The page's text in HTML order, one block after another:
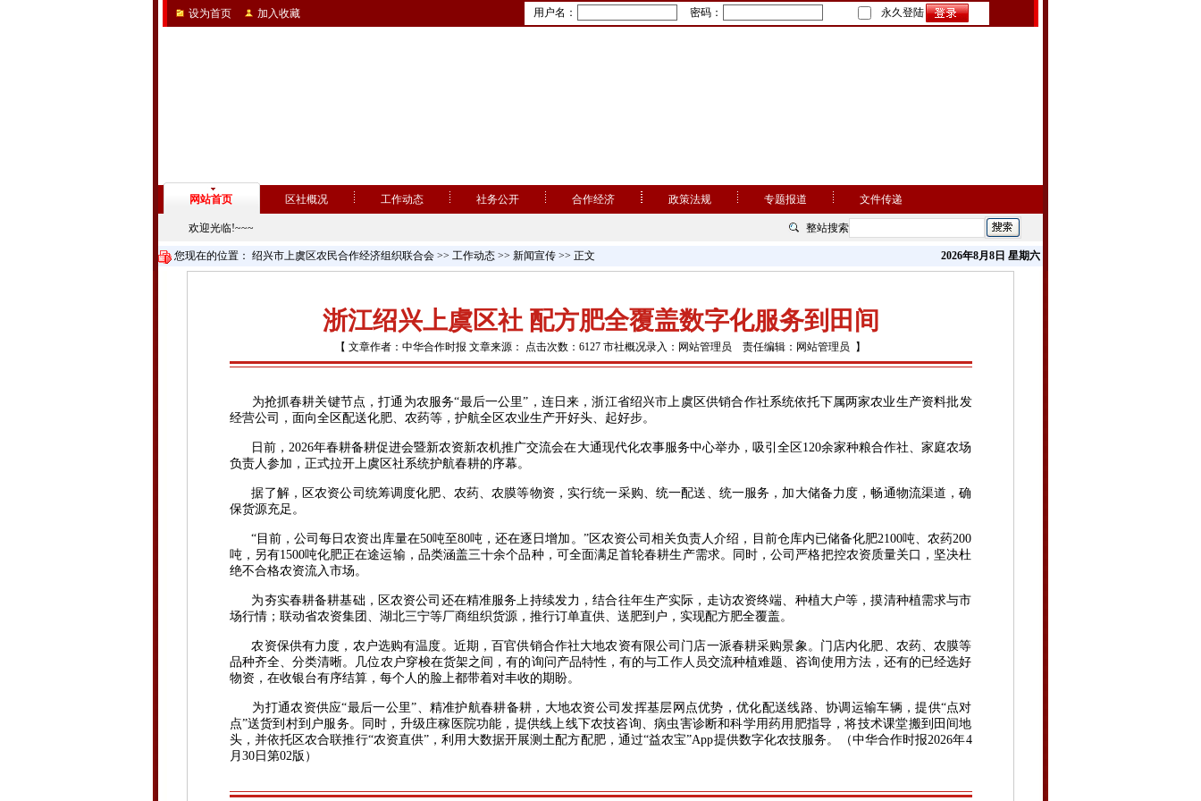
设为首页 加入收藏 用户名： 密码： 永久登陆
网站首页 区社概况 工作动态 社务公开 合作经济 政策法规 专题报道 文件传递
欢迎光临!~~~ 整站搜索
您现在的位置： 绍兴市上虞区农民合作经济组织联合会 >> 工作动态 >> 新闻宣传 >> 正文 2026年8月8日 星期六
浙江绍兴上虞区社 配方肥全覆盖数字化服务到田间
【 文章作者：中华合作时报 文章来源： 点击次数：6127 市社概况录入：网站管理员 责任编辑：网站管理员 】
为抢抓春耕关键节点，打通为农服务“最后一公里”，连日来，浙江省绍兴市上虞区供销合作社系统依托下属两家农业生产资料批发
经营公司，面向全区配送化肥、农药等，护航全区农业生产开好头、起好步。
日前，2026年春耕备耕促进会暨新农资新农机推广交流会在大通现代化农事服务中心举办，吸引全区120余家种粮合作社、家庭农场
负责人参加，正式拉开上虞区社系统护航春耕的序幕。
据了解，区农资公司统筹调度化肥、农药、农膜等物资，实行统一采购、统一配送、统一服务，加大储备力度，畅通物流渠道，确
保货源充足。
“目前，公司每日农资出库量在50吨至80吨，还在逐日增加。”区农资公司相关负责人介绍，目前仓库内已储备化肥2100吨、农药200
吨，另有1500吨化肥正在途运输，品类涵盖三十余个品种，可全面满足首轮春耕生产需求。同时，公司严格把控农资质量关口，坚决杜
绝不合格农资流入市场。
为夯实春耕备耕基础，区农资公司还在精准服务上持续发力，结合往年生产实际，走访农资终端、种植大户等，摸清种植需求与市
场行情；联动省农资集团、湖北三宁等厂商组织货源，推行订单直供、送肥到户，实现配方肥全覆盖。
农资保供有力度，农户选购有温度。近期，百官供销合作社大地农资有限公司门店一派春耕采购景象。门店内化肥、农药、农膜等
品种齐全、分类清晰。几位农户穿梭在货架之间，有的询问产品特性，有的与工作人员交流种植难题、咨询使用方法，还有的已经选好
物资，在收银台有序结算，每个人的脸上都带着对丰收的期盼。
为打通农资供应“最后一公里”、精准护航春耕备耕，大地农资公司发挥基层网点优势，优化配送线路、协调运输车辆，提供“点对
点”送货到村到户服务。同时，升级庄稼医院功能，提供线上线下农技咨询、病虫害诊断和科学用药用肥指导，将技术课堂搬到田间地
头，并依托区农合联推行“农资直供”，利用大数据开展测土配方配肥，通过“益农宝”App提供数字化农技服务。（中华合作时报2026年4
月30日第02版）